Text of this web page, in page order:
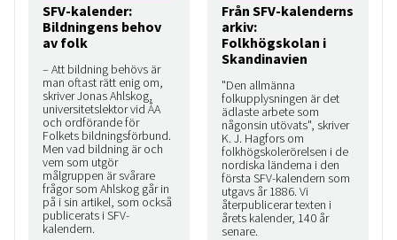
SFV-kalender:
Bildningens behov
av folk
– Att bildning behövs är
man oftast rätt enig om,
skriver Jonas Ahlskog,
universitetslektor vid ÅA
och ordförande för
Folkets bildningsförbund.
Men vad bildning är och
vem som utgör
målgruppen är svårare
frågor som Ahlskog går in
på i sin artikel, som också
publicerats i SFV-
kalendern.
Från SFV-kalenderns
arkiv:
Folkhögskolan i
Skandinavien
"Den allmänna
folkupplysningen är det
ädlaste arbete som
någonsin utövats", skriver
K. J. Hagfors om
folkhögskolerörelsen i de
nordiska länderna i den
första SFV-kalendern som
utgavs år 1886. Vi
återpublicerar texten i
årets kalender, 140 år
senare.